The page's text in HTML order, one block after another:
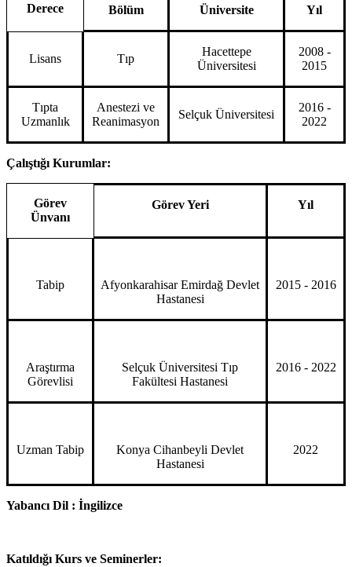
Derece Bölüm Üniversite Yıl
Lisans Tıp
Hacettepe
Üniversitesi
2008 -
2015
Tıpta
Uzmanlık
Anestezi ve
Reanimasyon
Selçuk Üniversitesi
2016 -
2022
Çalıştığı Kurumlar:
Görev
Ünvanı
Görev Yeri Yıl
Tabip
Afyonkarahisar Emirdağ Devlet
Hastanesi
2015 - 2016
Araştırma
Görevlisi
Selçuk Üniversitesi Tıp
Fakültesi Hastanesi
2016 - 2022
Uzman Tabip
Konya Cihanbeyli Devlet
Hastanesi
2022
Yabancı Dil : İngilizce
Katıldığı Kurs ve Seminerler: